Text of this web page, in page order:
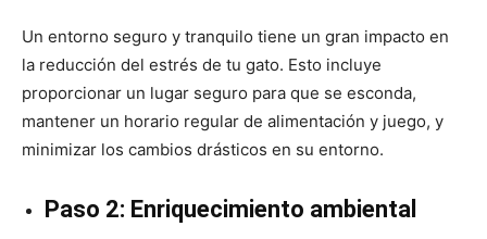
Un entorno seguro y tranquilo tiene un gran impacto en
la reducción del estrés de tu gato. Esto incluye
proporcionar un lugar seguro para que se esconda,
mantener un horario regular de alimentación y juego, y
minimizar los cambios drásticos en su entorno.
Paso 2: Enriquecimiento ambiental